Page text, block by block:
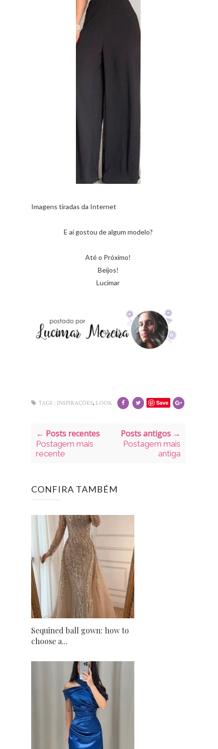
Imagens tiradas da Internet
E aí gostou de algum modelo?
Até o Próximo!
Beijos!
Lucimar
Save
TAGS : INSPIRAÇÕES, LOOK
← Posts recentes
Postagem mais
recente
Posts antigos →
Postagem mais
antiga
CONFIRA TAMBÉM
Sequined ball gown: how to
choose a...